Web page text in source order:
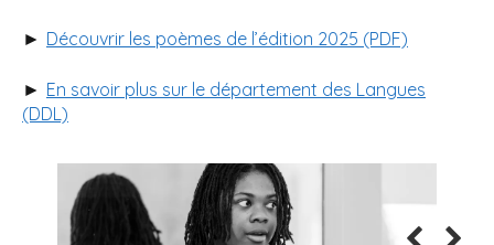
► Découvrir les poèmes de l’édition 2025 (PDF)
► En savoir plus sur le département des Langues
(DDL)